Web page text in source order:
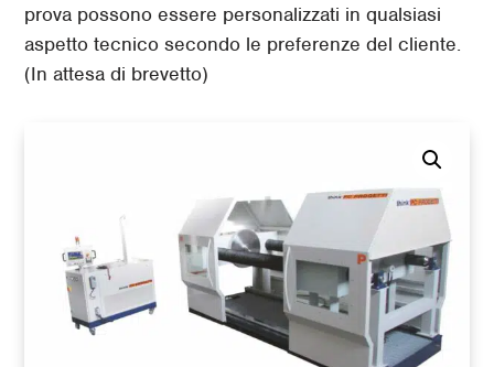
prova possono essere personalizzati in qualsiasi
aspetto tecnico secondo le preferenze del cliente.
(In attesa di brevetto)